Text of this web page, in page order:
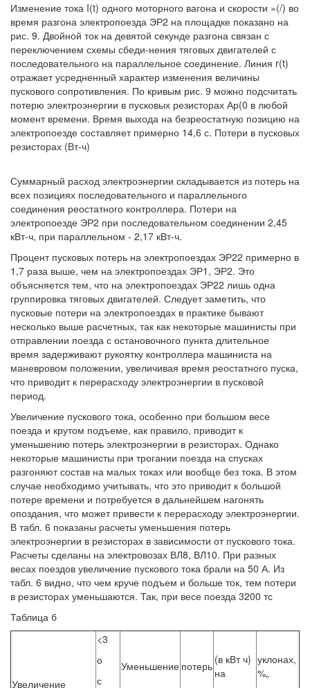
Изменение тока I(t) одного моторного вагона и скорости »(/) во
время разгона электропоезда ЭР2 на площадке показано на
рис. 9. Двойной ток на девятой секунде разгона связан с
переключением схемы сбеди-нения тяговых двигателей с
последовательного на параллельное соединение. Линия r(t)
отражает усредненный характер изменения величины
пускового сопротивления. По кривым рис. 9 можно подсчитать
потерю электроэнергии в пусковых резисторах Ар(0 в любой
момент времени. Время выхода на безреостатную позицию на
электропоезде составляет примерно 14,6 с. Потери в пусковых
резисторах (Вт-ч)
Суммарный расход электроэнергии складывается из потерь на
всех позициях последовательного и параллельного
соединения реостатного контроллера. Потери на
электропоезде ЭР2 при последовательном соединении 2,45
кВт-ч, при параллельном - 2,17 кВт-ч.
Процент пусковых потерь на электропоездах ЭР22 примерно в
1,7 раза выше, чем на электропоездах ЭР1, ЭР2. Это
объясняется тем, что на электропоездах ЭР22 лишь одна
группировка тяговых двигателей. Следует заметить, что
пусковые потери на электропоездах в практике бывают
несколько выше расчетных, так как некоторые машинисты при
отправлении поезда с остановочного пункта длительное
время задерживают рукоятку контроллера машиниста на
маневровом положении, увеличивая время реостатного пуска,
что приводит к перерасходу электроэнергии в пусковой
период.
Увеличение пускового тока, особенно при большом весе
поезда и крутом подъеме, как правило, приводит к
уменьшению потерь электроэнергии в резисторах. Однако
некоторые машинисты при трогании поезда на спусках
разгоняют состав на малых токах или вообще без тока. В этом
случае необходимо учитывать, что это приводит к большой
потере времени и потребуется в дальнейшем нагонять
опоздания, что может привести к перерасходу электроэнергии.
В табл. 6 показаны расчеты уменьшения потерь
электроэнергии в резисторах в зависимости от пускового тока.
Расчеты сделаны на электровозах ВЛ8, ВЛ10. При разных
весах поездов увеличение пускового тока брали на 50 А. Из
табл. 6 видно, что чем круче подъем и больше ток, тем потери
в резисторах уменьшаются. Так, при весе поезда 3200 тс
Таблица б
Увеличение
<3
о
с
Уменьшение потерь (в кВт ч)
на
уклонах,
%„